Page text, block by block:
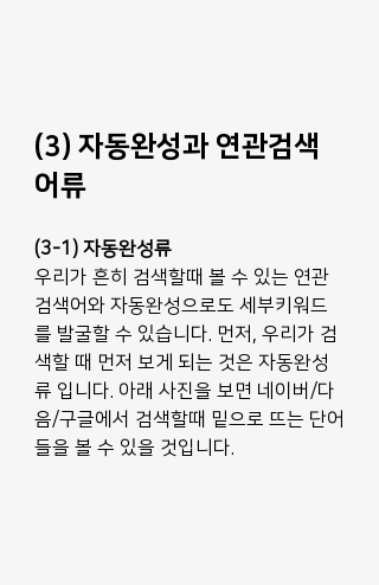
(3) 자동완성과 연관검색
어류
(3-1) 자동완성류
우리가 흔히 검색할때 볼 수 있는 연관
검색어와 자동완성으로도 세부키워드
를 발굴할 수 있습니다. 먼저, 우리가 검
색할 때 먼저 보게 되는 것은 자동완성
류 입니다. 아래 사진을 보면 네이버/다
음/구글에서 검색할때 밑으로 뜨는 단어
들을 볼 수 있을 것입니다.